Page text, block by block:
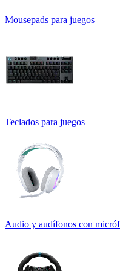
Mousepads para juegos
Teclados para juegos
Audio y audífonos con